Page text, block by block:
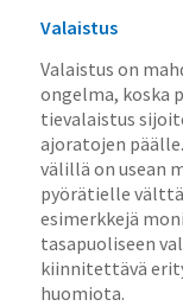
Valaistus
Valaistus on
ongelma, koska
tievalaistus
ajoratojen
välillä on usean
pyörätielle
esimerkkejä
tasapuoliseen
kiinnitettävä
huomiota.